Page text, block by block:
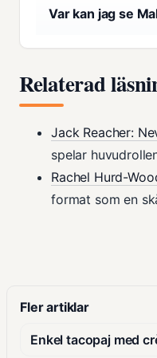
Var kan jag se
Relaterad
Jack Reacher:
spelar
Rachel Hurd-
format som en
Fler artiklar
Enkel tacopaj med